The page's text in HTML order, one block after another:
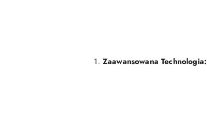
Zaawansowana Technologia: